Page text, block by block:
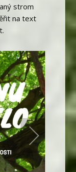
strom
na text